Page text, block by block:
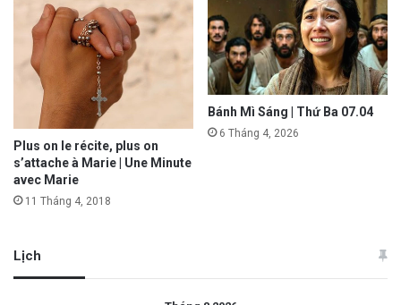
Plus on le récite, plus on
s’attache à Marie | Une Minute
avec Marie
11 Tháng 4, 2018
Bánh Mì Sáng | Thứ Ba 07.04
6 Tháng 4, 2026
Lịch